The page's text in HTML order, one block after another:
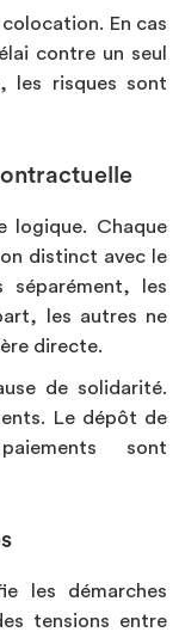
En cas
contre un seul
les risques sont
logique. Chaque
distinct avec le
séparément, les
les autres ne
directe.
de solidarité.
Le dépôt de
sont
les démarches
tensions entre